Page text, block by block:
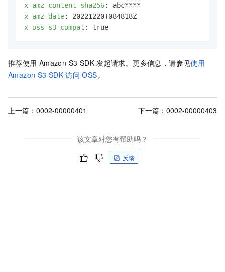
x-amz-content-sha256:
x-amz-date:
x-oss-s3-compat : true
推荐使用 Amazon S3 SDK 发起请求。更多信息，请参见使用
Amazon S3 SDK 访问 OSS。
上一篇： 0002-00000401 下一篇： 0002-00000403
该文章对您有帮助吗？
反馈